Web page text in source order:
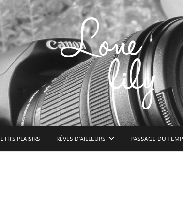
peu de bonheur à l'état pur
PLAISIRS RÊVES D’AILLEURS PASSAGE DU